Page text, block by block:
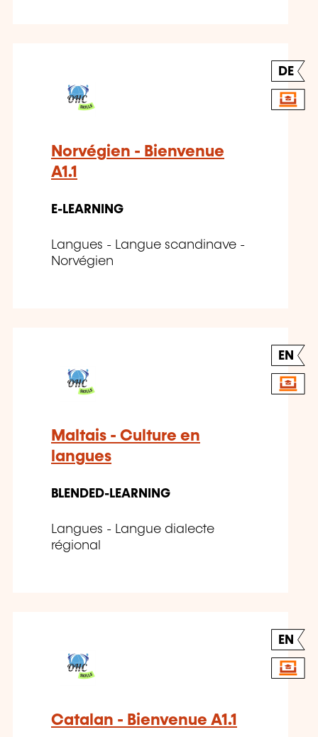
DE
Norvégien - Bienvenue
A1.1
E-LEARNING
Langues - Langue scandinave -
Norvégien
EN
Maltais - Culture en
langues
BLENDED-LEARNING
Langues - Langue dialecte
régional
EN
Catalan - Bienvenue A1.1